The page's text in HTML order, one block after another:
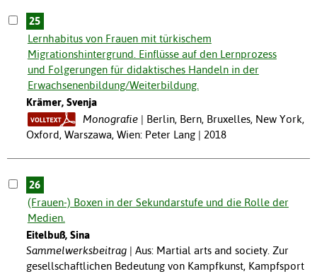
25
Lernhabitus von Frauen mit türkischem
Migrationshintergrund. Einflüsse auf den Lernprozess
und Folgerungen für didaktisches Handeln in der
Erwachsenenbildung/Weiterbildung.
Krämer, Svenja
Monografie
Berlin, Bern, Bruxelles, New York,
Oxford, Warszawa, Wien: Peter Lang | 2018
26
(Frauen-) Boxen in der Sekundarstufe und die Rolle der
Medien.
Eitelbuß, Sina
Sammelwerksbeitrag
Aus: Martial arts and society. Zur
gesellschaftlichen Bedeutung von Kampfkunst, Kampfsport